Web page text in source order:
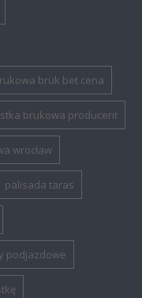
bruk bet cena
brukowa producent
wrocław
palisada taras
podjazdowe